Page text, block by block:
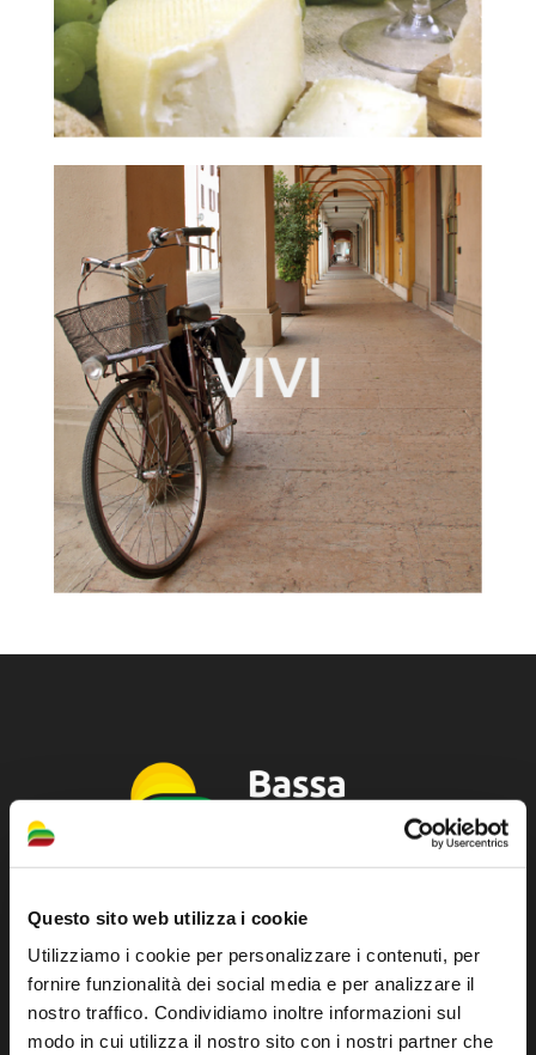
Questo sito web utilizza i cookie
Utilizziamo i cookie per personalizzare i contenuti, per
fornire funzionalità dei social media e per analizzare il
nostro traffico. Condividiamo inoltre informazioni sul
modo in cui utilizza il nostro sito con i nostri partner che
Sito ufficiale di informazione turistica
dell'Unione dei Comuni della Bassa Romagna
Piazza della Libertà, 13
48012 Bagnacavallo (RA)